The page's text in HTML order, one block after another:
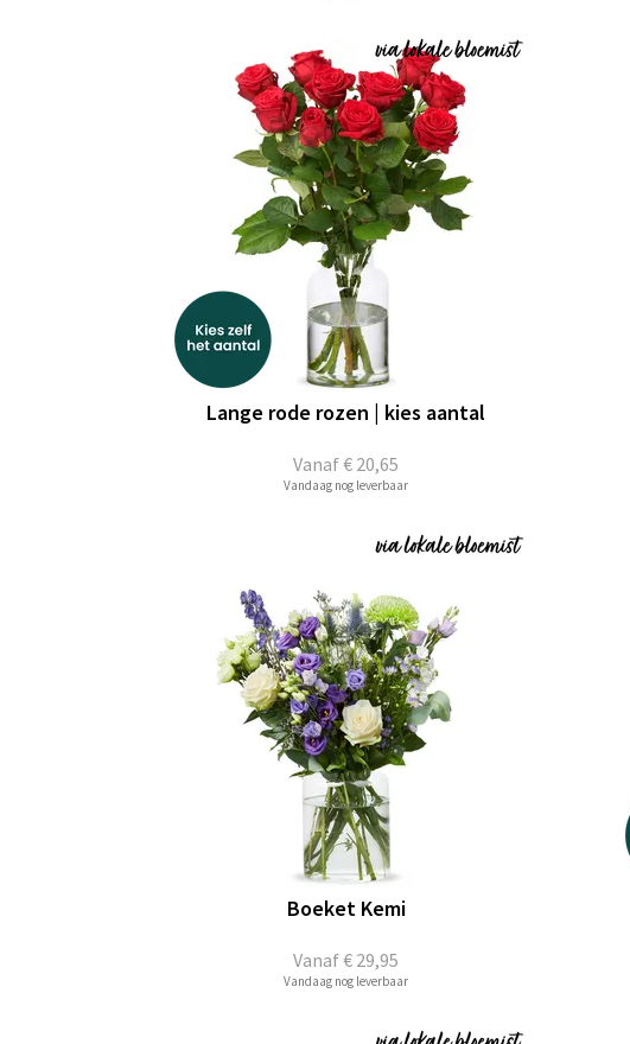
Vanaf€ 20,65
Lange rode rozen | kies aantal
Vandaag nog leverbaar
Vanaf€ 29,95
Boeket Kemi
Vandaag nog leverbaar